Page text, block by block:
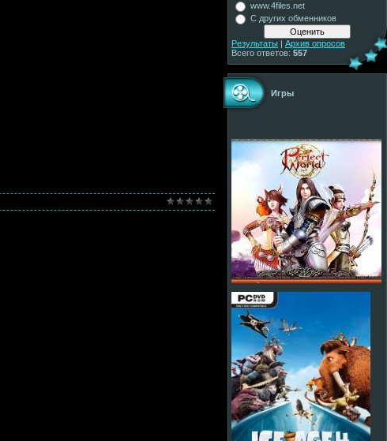
www.4files.net
С других обменников
Результаты | Архив опросов
Всего ответов: 557
Игры